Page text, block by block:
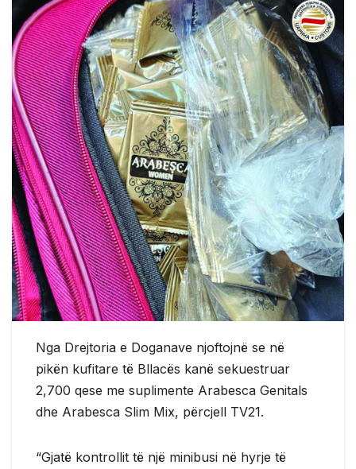
Nga Drejtoria e Doganave njoftojnë se në
pikën kufitare të Bllacës kanë sekuestruar
2,700 qese me suplimente Arabesca Genitals
dhe Arabesca Slim Mix, përcjell TV21.
“Gjatë kontrollit të një minibusi në hyrje të